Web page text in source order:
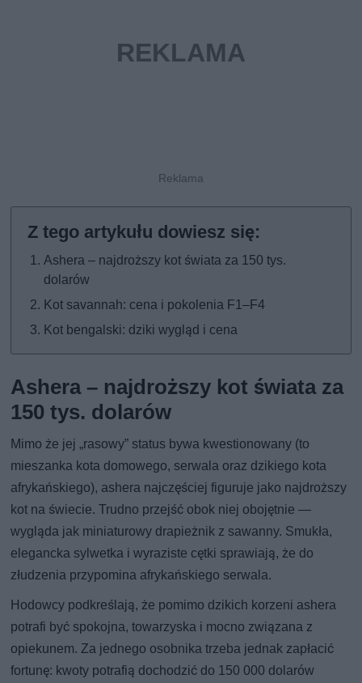
Ashera – najdroższy kot świata za 150 tys.
dolarów
Kot savannah: cena i pokolenia F1–F4
Kot bengalski: dziki wygląd i cena
Ashera – najdroższy kot świata za
150 tys. dolarów
Mimo że jej „rasowy” status bywa kwestionowany (to
mieszanka kota domowego, serwala oraz dzikiego kota
afrykańskiego), ashera najczęściej figuruje jako najdroższy
kot na świecie. Trudno przejść obok niej obojętnie —
wygląda jak miniaturowy drapieżnik z sawanny. Smukła,
elegancka sylwetka i wyraziste cętki sprawiają, że do
złudzenia przypomina afrykańskiego serwala.
Hodowcy podkreślają, że pomimo dzikich korzeni ashera
potrafi być spokojna, towarzyska i mocno związana z
opiekunem. Za jednego osobnika trzeba jednak zapłacić
fortunę: kwoty potrafią dochodzić do 150 000 dolarów